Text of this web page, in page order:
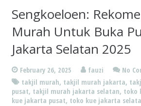
Sengkoeloen:
Murah Untuk Buka
Jakarta Selatan 2025
February 26, 2025 fauzi
No
takjil murah, takjil murah jakarta,
pusat, takjil murah jakarta selatan, toko
kue jakarta pusat, toko kue jakarta